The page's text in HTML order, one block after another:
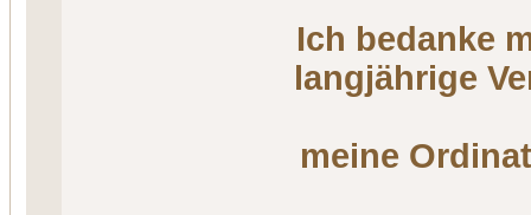
Ich bedanke
langjährige
meine